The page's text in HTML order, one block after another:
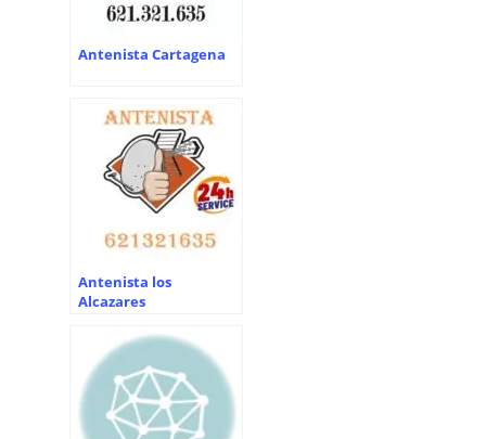
Antenista Cartagena
Antenista los
Alcazares